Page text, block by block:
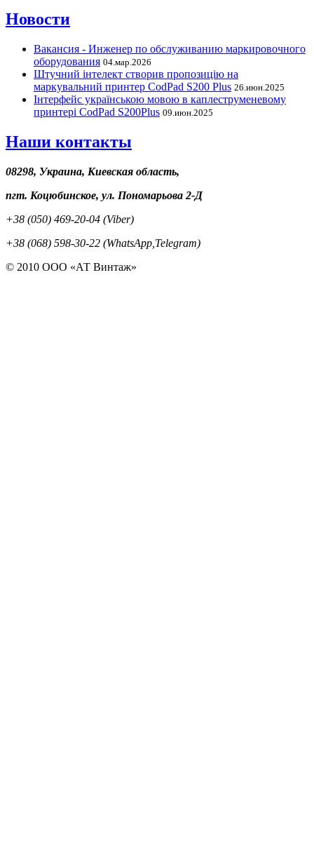
Новости
Вакансия - Инженер по обслуживанию маркировочного
оборудования 04.мар.2026
Штучний інтелект створив пропозицію на
маркувальний принтер CodPad S200 Plus 26.июн.2025
Інтерфейс українською мовою в каплеструменевому
принтері CodPad S200Plus 09.июн.2025
Наши контакты
08298, Украина, Киевская область,
пгт. Коцюбинское, ул. Пономарьова 2-Д
+38 (050) 469-20-04 (Viber)
+38 (068) 598-30-22 (WhatsApp,Telegram)
© 2010 ООО «АТ Винтаж»